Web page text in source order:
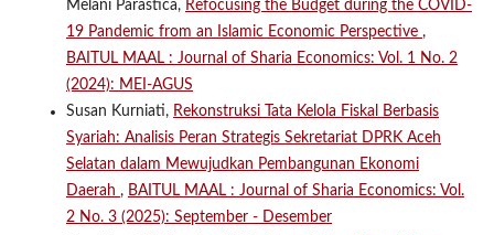
Melani Parastica, Refocusing the Budget during the COVID-
19 Pandemic from an Islamic Economic Perspective ,
BAITUL MAAL : Journal of Sharia Economics: Vol. 1 No. 2
(2024): MEI-AGUS
Susan Kurniati, Rekonstruksi Tata Kelola Fiskal Berbasis
Syariah: Analisis Peran Strategis Sekretariat DPRK Aceh
Selatan dalam Mewujudkan Pembangunan Ekonomi
Daerah , BAITUL MAAL : Journal of Sharia Economics: Vol.
2 No. 3 (2025): September - Desember